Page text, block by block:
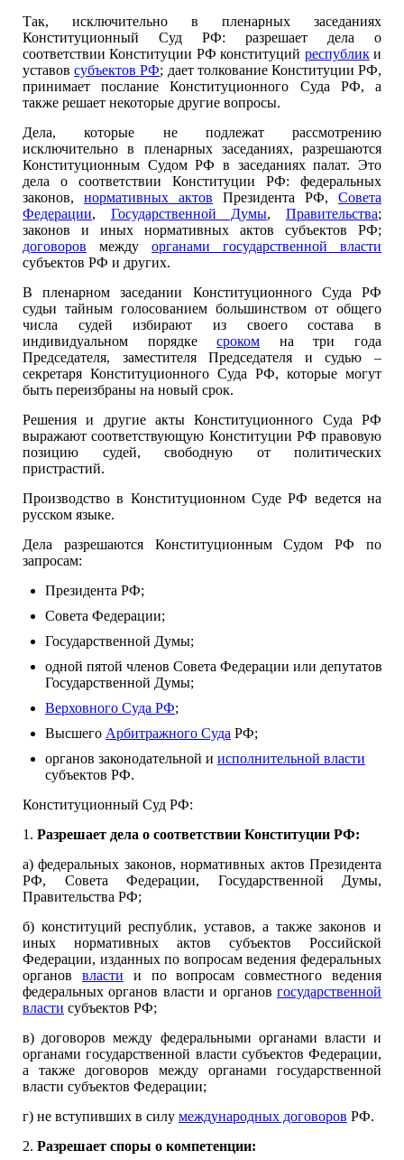
Так, исключительно в пленарных заседаниях
Конституционный Суд РФ: разрешает дела о
соответствии Конституции РФ конституций республики
уставовсубъектов РФ; дает толкование Конституции РФ,
принимает послание Конституционного Суда РФ, а
также решает некоторые другие вопросы.
Дела, которые не подлежат рассмотрению
исключительно в пленарных заседаниях, разрешаются
Конституционным Судом РФ в заседаниях палат. Это
дела о соответствии Конституции РФ: федеральных
законов, нормативных актов Президента РФ, Совета
Федерации, Государственной Думы,Правительства;
законов и иных нормативных актов субъектов РФ;
договоров между органами государственной власти
субъектов РФ и других.
В пленарном заседании Конституционного Суда РФ
судьи тайным голосованием большинством от общего
числа судей избирают из своего состава в
индивидуальном порядкесроком на три года
Председателя, заместителя Председателя и судью –
секретаря Конституционного Суда РФ, которые могут
быть переизбраны на новый срок.
Решения и другие акты Конституционного Суда РФ
выражают соответствующую Конституции РФ правовую
позицию судей, свободную от политических
пристрастий.
Производство в Конституционном Суде РФ ведется на
русском языке.
Дела разрешаются Конституционным Судом РФ по
запросам:
Президента РФ;
Совета Федерации;
Государственной Думы;
одной пятой членов Совета Федерации или депутатов
Государственной Думы;
Верховного Суда РФ;
Высшего Арбитражного Суда РФ;
органов законодательной и исполнительной власти
субъектов РФ.
Конституционный Суд РФ:
1. Разрешает дела о соответствии Конституции РФ:
а) федеральных законов, нормативных актов Президента
РФ, Совета Федерации, Государственной Думы,
Правительства РФ;
б) конституций республик, уставов, а также законов и
иных нормативных актов субъектов Российской
Федерации, изданных по вопросам ведения федеральных
органов власти и по вопросам совместного ведения
федеральных органов власти и органов государственной
власти субъектов РФ;
в) договоров между федеральными органами власти и
органами государственной власти субъектов Федерации,
а также договоров между органами государственной
власти субъектов Федерации;
г) не вступивших в силу международных договоров РФ.
2. Разрешает споры о компетенции: